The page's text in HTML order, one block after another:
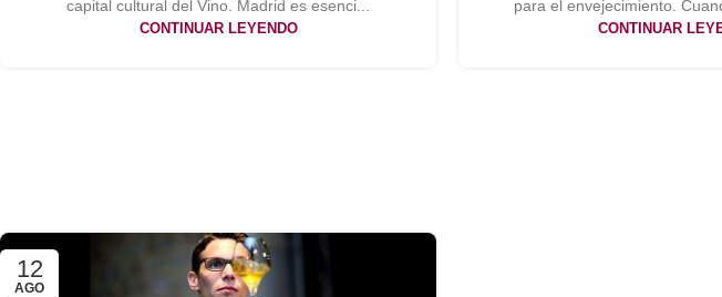
capital cultural del Vino. Madrid es esenci...
CONTINUAR LEYENDO
para el envejecimiento.
CONTINUAR
12
AGO